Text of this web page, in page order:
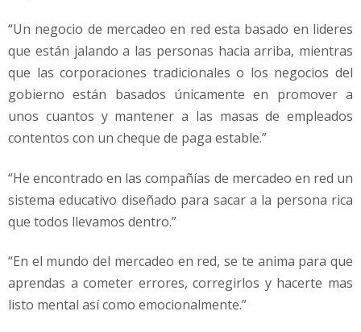
“Un negocio de mercadeo en red esta basado en lideres
que están jalando a las personas hacia arriba, mientras
que las corporaciones tradicionales o los negocios del
gobierno están basados únicamente en promover a
unos cuantos y mantener a las masas de empleados
contentos con un cheque de paga estable.”
“He encontrado en las compañías de mercadeo en red un
sistema educativo diseñado para sacar a la persona rica
que todos llevamos dentro.”
“En el mundo del mercadeo en red, se te anima para que
aprendas a cometer errores, corregirlos y hacerte mas
listo mental así como emocionalmente.”